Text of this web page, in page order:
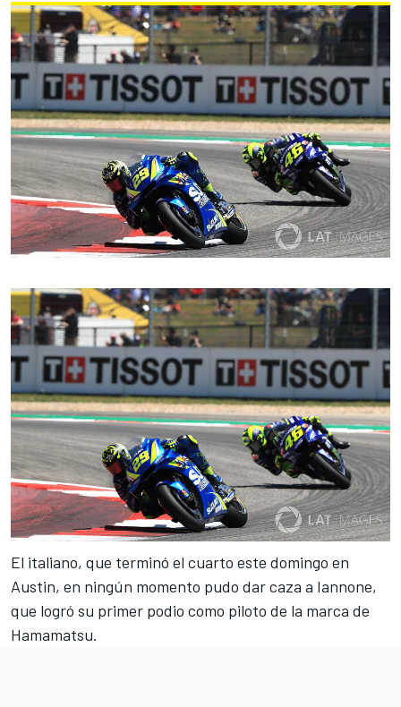
El italiano, que terminó el cuarto este domingo en
Austin, en ningún momento pudo dar caza a Iannone,
que logró su primer podio como piloto de la marca de
Hamamatsu.